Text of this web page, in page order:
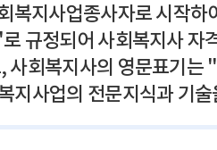
복지사업종사자로 시작하
규정되어 사회복지사 자
사회복지사의 영문표기
지사업의 전문지식과 기